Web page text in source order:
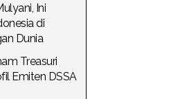
Ini
di
Dunia
Treasuri
Emiten DSSA